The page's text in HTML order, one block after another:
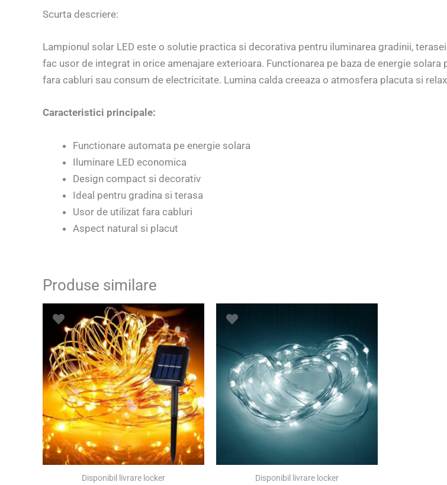
Scurta descriere:
Lampionul solar LED este o solutie practica si decorativa pentru iluminarea gradinii,
fac usor de integrat in orice amenajare exterioara. Functionarea pe baza de energie
fara cabluri sau consum de electricitate. Lumina calda creeaza o atmosfera placuta si
Caracteristici principale:
Functionare automata pe energie solara
Iluminare LED economica
Design compact si decorativ
Ideal pentru gradina si terasa
Usor de utilizat fara cabluri
Aspect natural si placut
Produse similare
SUPER PREȚ!Disponibil livrare locker
Prețul
inițial
a
fost:
37.00 lei.
Prețul
curent
este:
24.20 lei.
SUPER PREȚ!Disponibil livrare locker
fost:
49.00 lei.
27.00 lei.